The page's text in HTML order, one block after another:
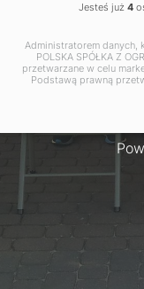
Jesteś już 4
Administratorem danych,
POLSKA SPÓŁKA Z
przetwarzane w celu
Podstawą prawną